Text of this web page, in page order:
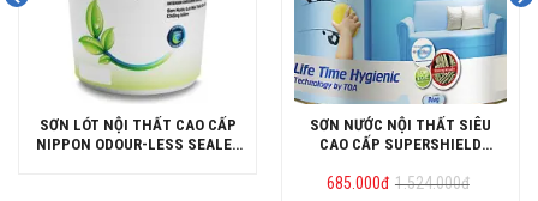
SƠN LÓT NỘI THẤT CAO CẤP
NIPPON ODOUR-LESS SEALER
SƠN NƯỚC NỘI THẤT SIÊU
CAO CẤP SUPERSHIELD
1.524.000đ
Giá
685.000đ Giá